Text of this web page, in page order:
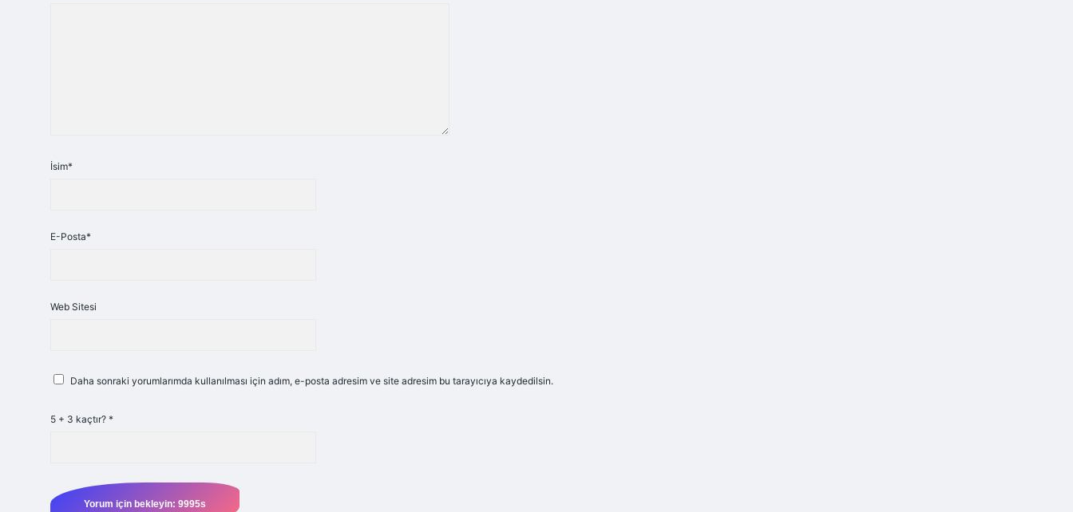
İsim*
E-Posta*
Web Sitesi
Daha sonraki yorumlarımda kullanılması için adım, e-posta adresim ve site adresim bu tarayıcıya kaydedilsin.
5 + 3 kaçtır? *